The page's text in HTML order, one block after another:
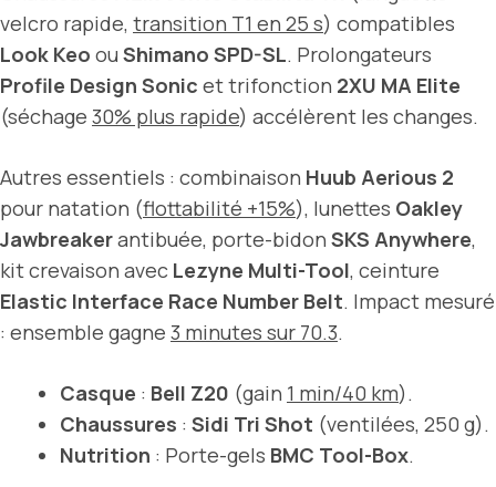
velcro rapide, transition T1 en 25 s) compatibles
Look Keo ou Shimano SPD-SL. Prolongateurs
Profile Design Sonic et trifonction 2XU MA Elite
(séchage 30% plus rapide) accélèrent les changes.
Autres essentiels : combinaison Huub Aerious 2
pour natation (flottabilité +15%), lunettes Oakley
Jawbreakerantibuée, porte-bidon SKS Anywhere,
kit crevaison avec Lezyne Multi-Tool, ceinture
Elastic Interface Race Number Belt. Impact mesuré
: ensemble gagne 3 minutes sur 70.3.
Casque : Bell Z20 (gain 1 min/40 km).
Chaussures : Sidi Tri Shot (ventilées, 250 g).
Nutrition : Porte-gels BMC Tool-Box.